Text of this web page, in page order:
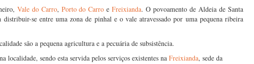
Vale do Carro, Porto do Carro eFreixianda. O povoamento de Aldeia de Santa
distribuir-se entre uma zona de pinhal e o vale atravessado por uma pequena ribeira
são a pequena agricultura e a pecuária de subsistência.
localidade, sendo esta servida pelos serviços existentes na Freixianda, sede da